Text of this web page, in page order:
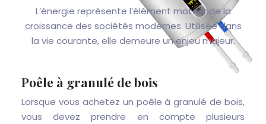
L’énergie représente l’élément moteur de la
croissance des sociétés modernes. Utilisée dans
la vie courante, elle demeure un enjeu majeur.
Poêle à granulé de bois
Lorsque vous achetez un poêle à granulé de bois,
vous devez prendre en compte plusieurs